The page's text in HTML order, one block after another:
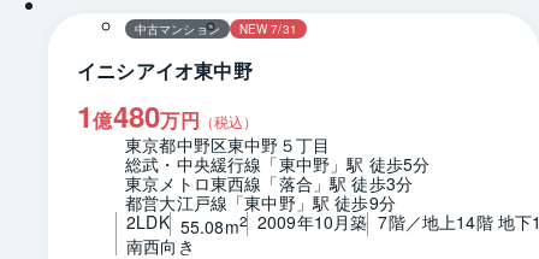
中古マンション NEW 7/31
イニシアイオ東中野
1億480万円 （税込）
東京都中野区東中野５丁目
総武・中央緩行線「東中野」駅 徒歩5分
東京メトロ東西線「落合」駅 徒歩3分
都営大江戸線「東中野」駅 徒歩9分
2LDK 55.08m2 2009年10月築 7階／地上14階 地下
南西向き